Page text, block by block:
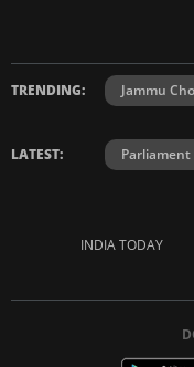
TRENDING: Jammu
LATEST: Parliament
INDIA TODAY